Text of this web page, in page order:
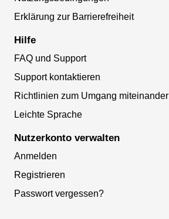
Erklärung zur Barrierefreiheit
Hilfe
FAQ und Support
Support kontaktieren
Richtlinien zum Umgang miteinander
Leichte Sprache
Nutzerkonto verwalten
Anmelden
Registrieren
Passwort vergessen?